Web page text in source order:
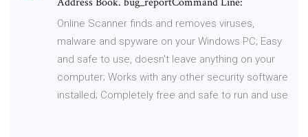
Online Scanner finds and removes viruses,
malware and spyware on your Windows PC; Easy
and safe to use, doesn't leave anything on your
computer; Works with any other security software
installed; Completely free and safe to run and use